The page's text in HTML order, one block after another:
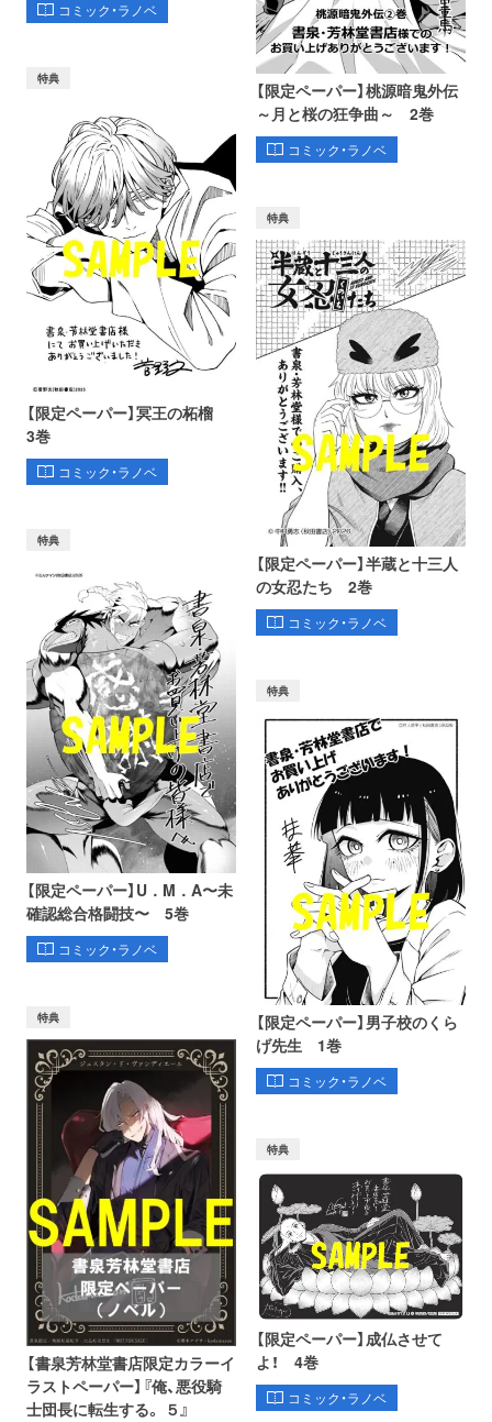
コミック・ラノベ
【限定ペーパー】桃源暗鬼外伝
～月と桜の狂争曲～ 2巻
コミック・ラノベ
特典
【限定ペーパー】冥王の柘榴
3巻
コミック・ラノベ
特典
【限定ペーパー】半蔵と十三人
の女忍たち 2巻
コミック・ラノベ
特典
【限定ペーパー】U．M．A〜未
確認総合格闘技〜 5巻
コミック・ラノベ
特典
【限定ペーパー】男子校のくら
げ先生 1巻
コミック・ラノベ
特典
【書泉芳林堂書店限定カラーイ
ラストペーパー】『俺、悪役騎
士団長に転生する。 ５』
特典
【限定ペーパー】成仏させて
よ！ 4巻
コミック・ラノベ